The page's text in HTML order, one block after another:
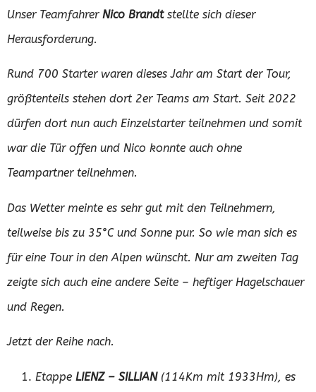
Unser Teamfahrer Nico Brandtstellte sich dieser
Herausforderung.
Rund 700 Starter waren dieses Jahr am Start der Tour,
größtenteils stehen dort 2er Teams am Start. Seit 2022
dürfen dort nun auch Einzelstarter teilnehmen und somit
war die Tür offen und Nico konnte auch ohne
Teampartner teilnehmen.
Das Wetter meinte es sehr gut mit den Teilnehmern,
teilweise bis zu 35°C und Sonne pur. So wie man sich es
für eine Tour in den Alpen wünscht. Nur am zweiten Tag
zeigte sich auch eine andere Seite – heftiger Hagelschauer
und Regen.
Jetzt der Reihe nach.
Etappe LIENZ – SILLIAN(114Km mit 1933Hm), es